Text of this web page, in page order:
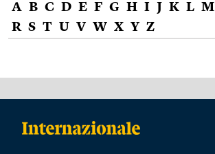
A B C D E F G H I J K L M
R S T U V W X Y Z